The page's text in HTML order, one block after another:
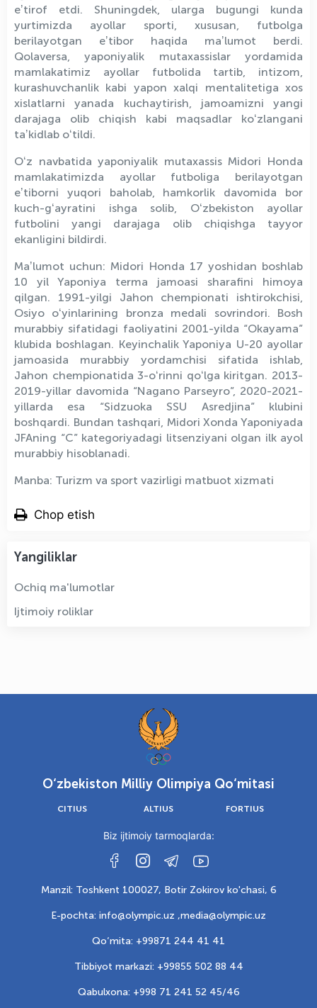
eʼtirof etdi. Shuningdek, ularga bugungi kunda
yurtimizda ayollar sporti, xususan, futbolga
berilayotgan eʼtibor haqida maʼlumot berdi.
Qolaversa, yaponiyalik mutaxassislar yordamida
mamlakatimiz ayollar futbolida tartib, intizom,
kurashuvchanlik kabi yapon xalqi mentalitetiga xos
xislatlarni yanada kuchaytirish, jamoamizni yangi
darajaga olib chiqish kabi maqsadlar koʻzlangani
taʼkidlab oʻtildi.
Oʻz navbatida yaponiyalik mutaxassis Midori Honda
mamlakatimizda ayollar futboliga berilayotgan
eʼtiborni yuqori baholab, hamkorlik davomida bor
kuch-gʻayratini ishga solib, Oʻzbekiston ayollar
futbolini yangi darajaga olib chiqishga tayyor
ekanligini bildirdi.
Maʼlumot uchun: Midori Honda 17 yoshidan boshlab
10 yil Yaponiya terma jamoasi sharafini himoya
qilgan. 1991-yilgi Jahon chempionati ishtirokchisi,
Osiyo oʻyinlarining bronza medali sovrindori. Bosh
murabbiy sifatidagi faoliyatini 2001-yilda “Okayama”
klubida boshlagan. Keyinchalik Yaponiya U-20 ayollar
jamoasida murabbiy yordamchisi sifatida ishlab,
Jahon chempionatida 3-oʻrinni qoʻlga kiritgan. 2013-
2019-yillar davomida “Nagano Parseyro”, 2020-2021-
yillarda esa “Sidzuoka SSU Asredjina” klubini
boshqardi. Bundan tashqari, Midori Xonda Yaponiyada
JFAning “С” kategoriyadagi litsenziyani olgan ilk ayol
murabbiy hisoblanadi.
Manba: Turizm va sport vazirligi matbuot xizmati
Chop etish
Yangiliklar
Ochiq ma'lumotlar
Ijtimoiy roliklar
O‘zbekiston Milliy Olimpiya Qo‘mitasi
CITIUS ALTIUS FORTIUS
Biz ijtimoiy tarmoqlarda:
Manzil: Toshkent 100027, Botir Zokirov ko'chasi, 6
E-pochta: info@olympic.uz ,media@olympic.uz
Qo‘mita: +99871 244 41 41
Tibbiyot markazi: +99855 502 88 44
Qabulxona: +998 71 241 52 45/46